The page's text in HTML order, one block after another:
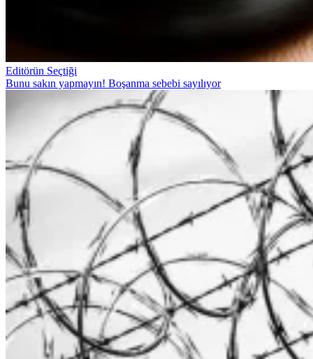
Editörün Seçtiği
Bunu sakın yapmayın! Boşanma sebebi sayılıyor